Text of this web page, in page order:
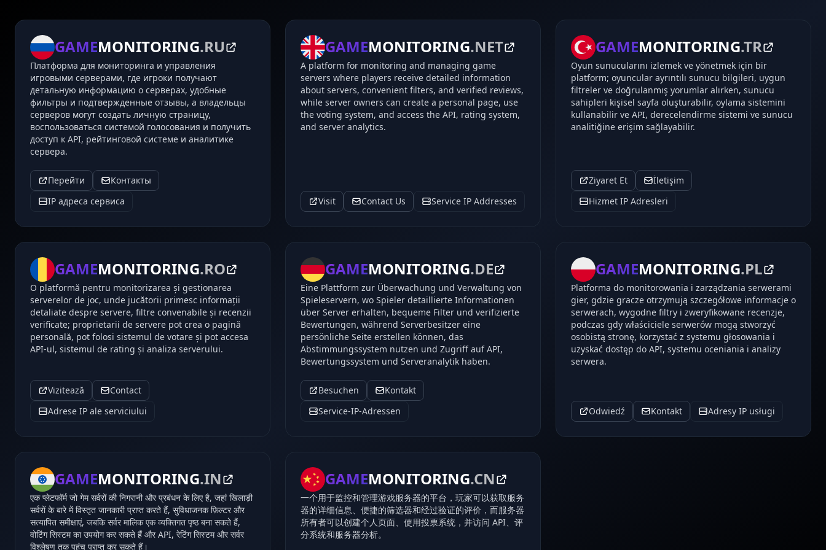
GAMEMONITORING.RU
Платформа для мониторинга и управления
игровыми серверами, где игроки получают
детальную информацию о серверах, удобные
фильтры и подтвержденные отзывы, а владельцы
серверов могут создать личную страницу,
воспользоваться системой голосования и получить
доступ к API, рейтинговой системе и аналитике
сервера.
Перейти
Контакты
IP адреса сервиса
GAMEMONITORING.NET
A platform for monitoring and managing game
servers where players receive detailed information
about servers, convenient filters, and verified reviews,
while server owners can create a personal page, use
the voting system, and access the API, rating system,
and server analytics.
Visit Contact Us Service IP Addresses
GAMEMONITORING.TR
Oyun sunucularını izlemek ve yönetmek için bir
platform; oyuncular ayrıntılı sunucu bilgileri, uygun
filtreler ve doğrulanmış yorumlar alırken, sunucu
sahipleri kişisel sayfa oluşturabilir, oylama sistemini
kullanabilir ve API, derecelendirme sistemi ve sunucu
analitiğine erişim sağlayabilir.
Ziyaret Et
İletişim
Hizmet IP Adresleri
GAMEMONITORING.RO
O platformă pentru monitorizarea și gestionarea
serverelor de joc, unde jucătorii primesc informații
detaliate despre servere, filtre convenabile și recenzii
verificate; proprietarii de servere pot crea o pagină
personală, pot folosi sistemul de votare și pot accesa
API-ul, sistemul de rating și analiza serverului.
Vizitează
Contact
Adrese IP ale serviciului
GAMEMONITORING.DE
Eine Plattform zur Überwachung und Verwaltung von
Spieleservern, wo Spieler detaillierte Informationen
über Server erhalten, bequeme Filter und verifizierte
Bewertungen, während Serverbesitzer eine
persönliche Seite erstellen können, das
Abstimmungssystem nutzen und Zugriff auf API,
Bewertungssystem und Serveranalytik haben.
Besuchen
Kontakt
Service-IP-Adressen
GAMEMONITORING.PL
Platforma do monitorowania i zarządzania serwerami
gier, gdzie gracze otrzymują szczegółowe informacje o
serwerach, wygodne filtry i zweryfikowane recenzje,
podczas gdy właściciele serwerów mogą stworzyć
osobistą stronę, korzystać z systemu głosowania i
uzyskać dostęp do API, systemu oceniania i analizy
serwera.
Odwiedź Kontakt Adresy IP usługi
GAMEMONITORING.IN
एक प्लेटफॉर्म जो गेम सर्वरों की निगरानी और प्रबंधन के लिए है, जहां खिलाड़ी
सर्वरों के बारे में विस्तृत जानकारी प्राप्त करते हैं, सुविधाजनक फ़िल्टर और
सत्यापित समीक्षाएं, जबकि सर्वर मालिक एक व्यक्तिगत पृष्ठ बना सकते हैं,
वोटिंग सिस्टम का उपयोग कर सकते हैं और API, रेटिंग सिस्टम और सर्वर
विश्लेषण तक पहुंच प्राप्त कर सकते हैं।
GAMEMONITORING.CN
一个用于监控和管理游戏服务器的平台，玩家可以获取服务
器的详细信息、便捷的筛选器和经过验证的评价，而服务器
所有者可以创建个人页面、使用投票系统，并访问 API、评
分系统和服务器分析。